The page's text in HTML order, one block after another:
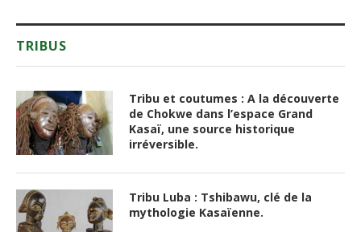
TRIBUS
Tribu et coutumes : A la découverte
de Chokwe dans l’espace Grand
Kasaï, une source historique
irréversible.
Tribu Luba : Tshibawu, clé de la
mythologie Kasaïenne.